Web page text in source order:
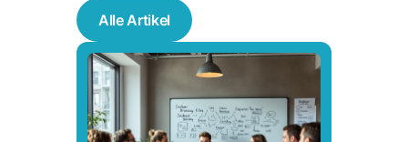
Alle Artikel